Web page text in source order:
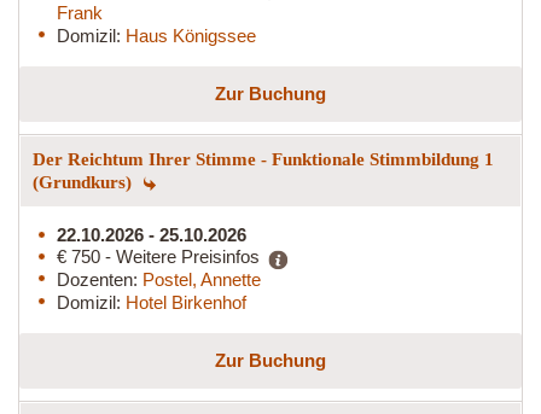
Frank
Domizil: Haus Königssee
Zur Buchung
Der Reichtum Ihrer Stimme - Funktionale Stimmbildung 1
(Grundkurs)
22.10.2026 - 25.10.2026
€ 750 - Weitere Preisinfos
Dozenten: Postel, Annette
Domizil: Hotel Birkenhof
Zur Buchung